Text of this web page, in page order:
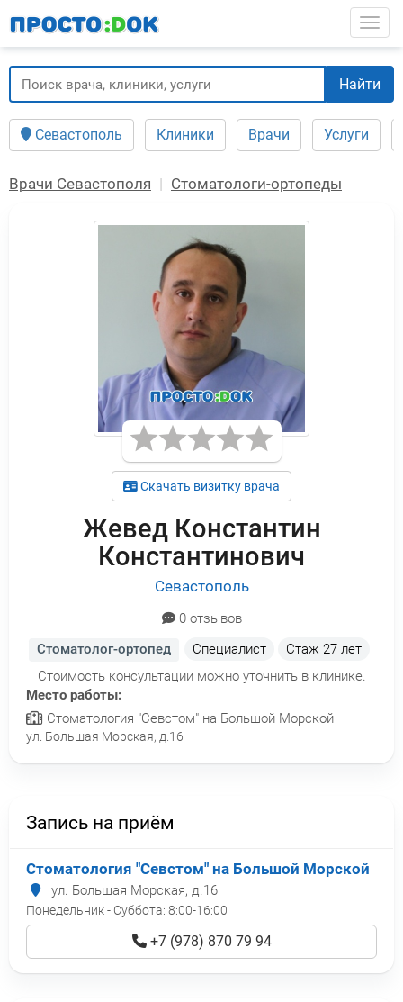
содержанию
Найти
Севастополь Клиники Врачи Услуги
Врачи Севастополя Стоматологи-ортопеды
Скачать визитку врача
Жевед Константин
Константинович
Севастополь
0 отзывов
Стоматолог-ортопед
Специалист Стаж 27 лет
Стоимость консультации можно уточнить в клинике.
Место работы:
Стоматология "Севстом" на Большой Морской
ул. Большая Морская, д.16
Запись на приём
Стоматология "Севстом" на Большой Морской
ул. Большая Морская, д.16
Понедельник - Суббота: 8:00-16:00
+7 (978) 870 79 94